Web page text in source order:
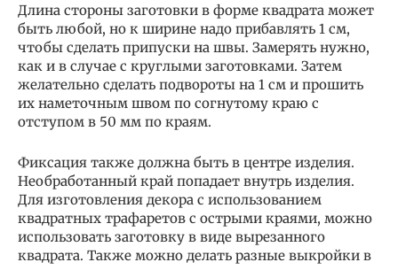
Длина стороны заготовки в форме квадрата может
быть любой, но к ширине надо прибавлять 1 см,
чтобы сделать припуски на швы. Замерять нужно,
как и в случае с круглыми заготовками. Затем
желательно сделать подвороты на 1 см и прошить
их наметочным швом по согнутому краю с
отступом в 50 мм по краям.
Фиксация также должна быть в центре изделия.
Необработанный край попадает внутрь изделия.
Для изготовления декора с использованием
квадратных трафаретов с острыми краями, можно
использовать заготовку в виде вырезанного
квадрата. Также можно делать разные выкройки в